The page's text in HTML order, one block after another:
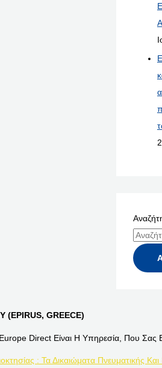
(EPIRUS, GREECE)
Direct Είναι Η Υπηρεσία, Που Σας
: Τα Δικαιώματα Πνευματικής